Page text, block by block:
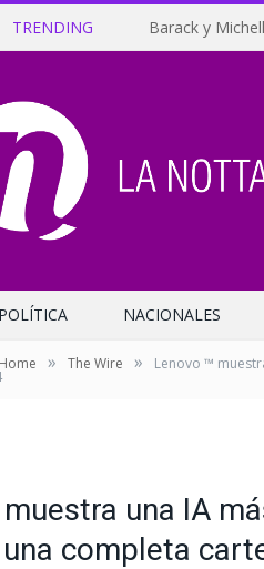
TRENDING Barack y
POLÍTICA NACIONALES
Home » The Wire » Lenovo ™
una IA
completa